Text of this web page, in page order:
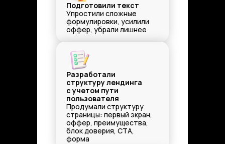
Подготовили текст
Упростили сложные
формулировки, усилили
оффер, убрали лишнее
Разработали
структуру лендинга
с учетом пути
пользователя
Продумали структуру
страницы: первый экран,
оффер, преимущества,
блок доверия, CTA,
форма